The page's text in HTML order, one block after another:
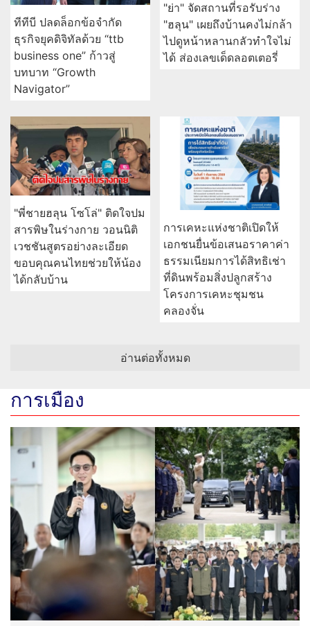
ทีทีบี ปลดล็อกข้อจำกัด
ธุรกิจยุคดิจิทัลด้วย “ttb
business one” ก้าวสู่
บทบาท “Growth
Navigator”
"ย่า" จัดสถานที่รอรับร่าง
"ฮลุน" เผยถึงบ้านคงไม่กล้า
ไปดูหน้าหลานกลัวทำใจไม่
ได้ ส่องเลขเด็ดลอตเตอรี่
"พี่ชายฮลุน โซโล่" ติดใจปม
สารพิษในร่างกาย วอนนิติ
เวชชันสูตรอย่างละเอียด
ขอบคุณคนไทยช่วยให้น้อง
ได้กลับบ้าน
การเคหะแห่งชาติเปิดให้
เอกชนยื่นข้อเสนอราคาค่า
ธรรมเนียมการได้สิทธิเช่า
ที่ดินพร้อมสิ่งปลูกสร้าง
โครงการเคหะชุมชน
คลองจั่น
อ่านต่อทั้งหมด
การเมือง